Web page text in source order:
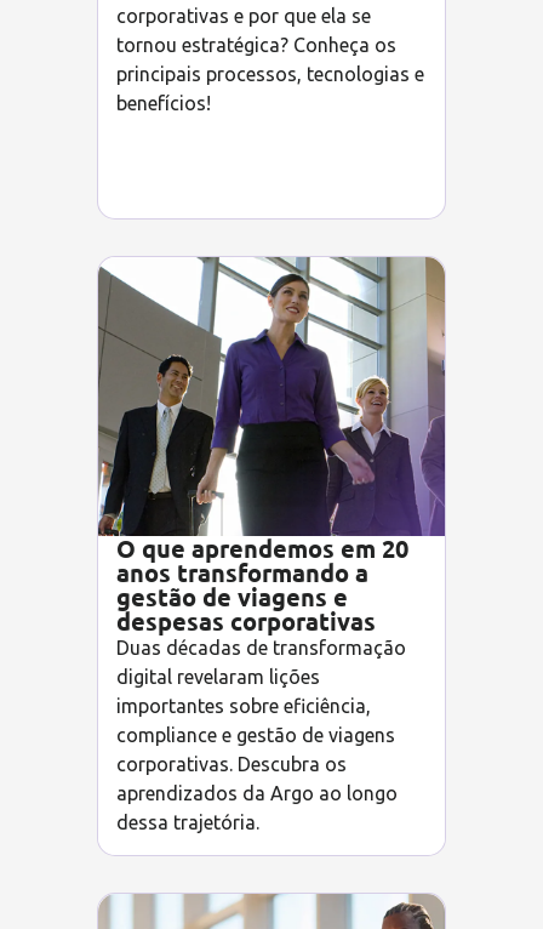
corporativas e por que ela se
tornou estratégica? Conheça os
principais processos, tecnologias e
benefícios!
O que aprendemos em 20
anos transformando a
gestão de viagens e
despesas corporativas
Duas décadas de transformação
digital revelaram lições
importantes sobre eficiência,
compliance e gestão de viagens
corporativas. Descubra os
aprendizados da Argo ao longo
dessa trajetória.